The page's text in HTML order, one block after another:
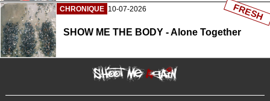
CHRONIQUE 10-07-2026
SHOW ME THE BODY - Alone Together
FRESH